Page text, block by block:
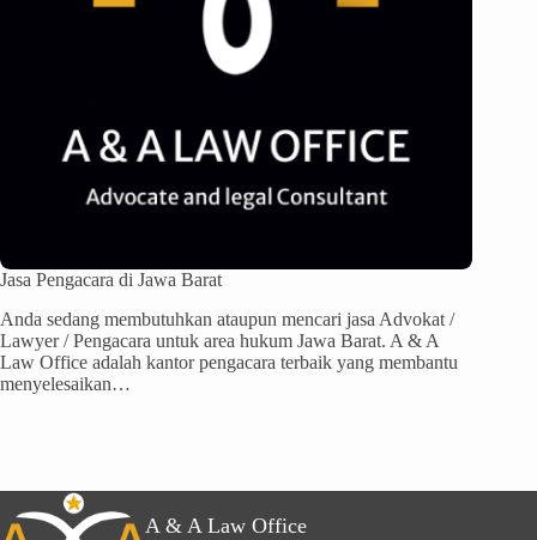
Jasa Pengacara di Jawa Barat
Anda sedang membutuhkan ataupun mencari jasa Advokat /
Lawyer / Pengacara untuk area hukum Jawa Barat. A & A
Law Office adalah kantor pengacara terbaik yang membantu
menyelesaikan…
A & A Law Office